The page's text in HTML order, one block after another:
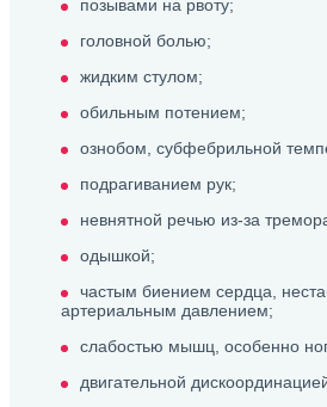
позывами на рвоту;
головной болью;
жидким стулом;
обильным потением;
ознобом, субфебрильной
подрагиванием рук;
невнятной речью из-за
одышкой;
частым биением сердца,
артериальным давлением;
слабостью мышц, особенно
двигательной